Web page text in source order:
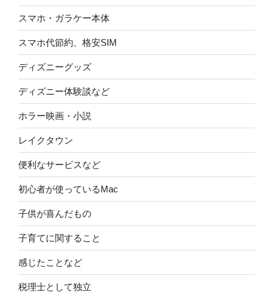
スマホ・ガラケー本体
スマホ代節約、格安SIM
ディズニーグッズ
ディズニー体験談など
ホラー映画・小説
レイクタウン
便利なサービスなど
初心者が使っているMac
子供が喜んだもの
子育てに関すること
感じたことなど
税理士として独立